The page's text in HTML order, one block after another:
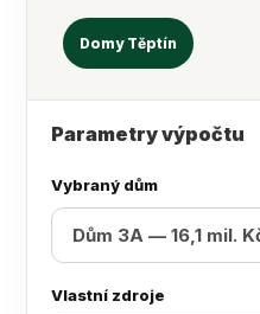
Domy Těptín
Parametry výpočtu
Vybraný dům
Vlastní zdroje